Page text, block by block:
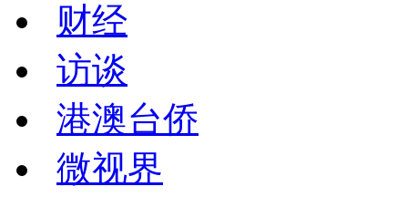
财经
访谈
港澳台侨
微视界